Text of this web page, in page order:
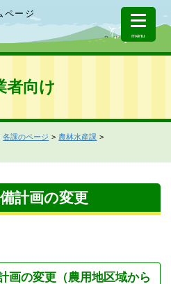
ページ
menu
者向け
各課のページ
農林水産課
計画の変更
画の変更（農用地区域から